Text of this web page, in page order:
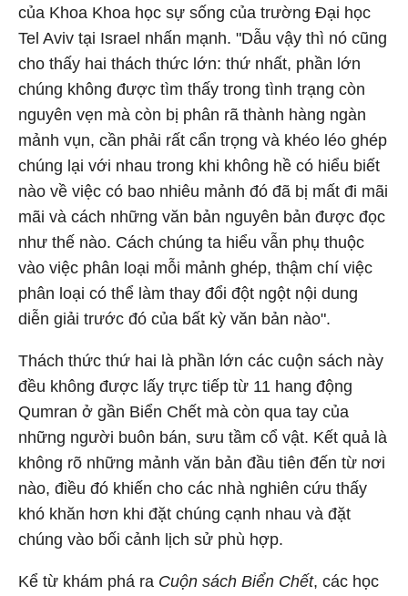
của Khoa Khoa học sự sống của trường Đại học
Tel Aviv tại Israel nhấn mạnh. "Dẫu vậy thì nó cũng
cho thấy hai thách thức lớn: thứ nhất, phần lớn
chúng không được tìm thấy trong tình trạng còn
nguyên vẹn mà còn bị phân rã thành hàng ngàn
mảnh vụn, cần phải rất cẩn trọng và khéo léo ghép
chúng lại với nhau trong khi không hề có hiểu biết
nào về việc có bao nhiêu mảnh đó đã bị mất đi mãi
mãi và cách những văn bản nguyên bản được đọc
như thế nào. Cách chúng ta hiểu vẫn phụ thuộc
vào việc phân loại mỗi mảnh ghép, thậm chí việc
phân loại có thể làm thay đổi đột ngột nội dung
diễn giải trước đó của bất kỳ văn bản nào".
Thách thức thứ hai là phần lớn các cuộn sách này
đều không được lấy trực tiếp từ 11 hang động
Qumran ở gần Biển Chết mà còn qua tay của
những người buôn bán, sưu tầm cổ vật. Kết quả là
không rõ những mảnh văn bản đầu tiên đến từ nơi
nào, điều đó khiến cho các nhà nghiên cứu thấy
khó khăn hơn khi đặt chúng cạnh nhau và đặt
chúng vào bối cảnh lịch sử phù hợp.
Kể từ khám phá ra Cuộn sách Biển Chết, các học